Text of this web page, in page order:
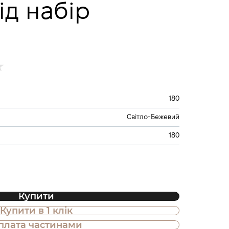
набір
180
Світло-Бежевий
180
Купити
Купити в 1 клік
частинами